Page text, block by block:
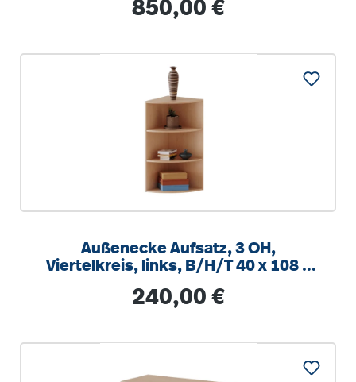
Regulärer Preis:
850,00 €
Außenecke Aufsatz, 3 OH,
Viertelkreis, links, B/H/T 40 x 108 x
Regulärer Preis:
240,00 €